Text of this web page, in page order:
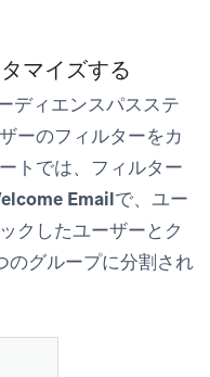
マイズする
ディエンスパスステ
ーのフィルターをカ
トでは、フィルター
Emailで、ユー
クしたユーザーとク
のグループに分割され